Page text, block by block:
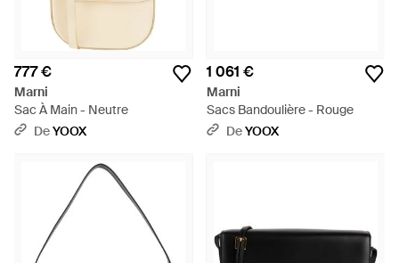
777 €
Marni
Sac À Main - Neutre
DeYOOX
1 061 €
Marni
Sacs Bandoulière - Rouge
DeYOOX